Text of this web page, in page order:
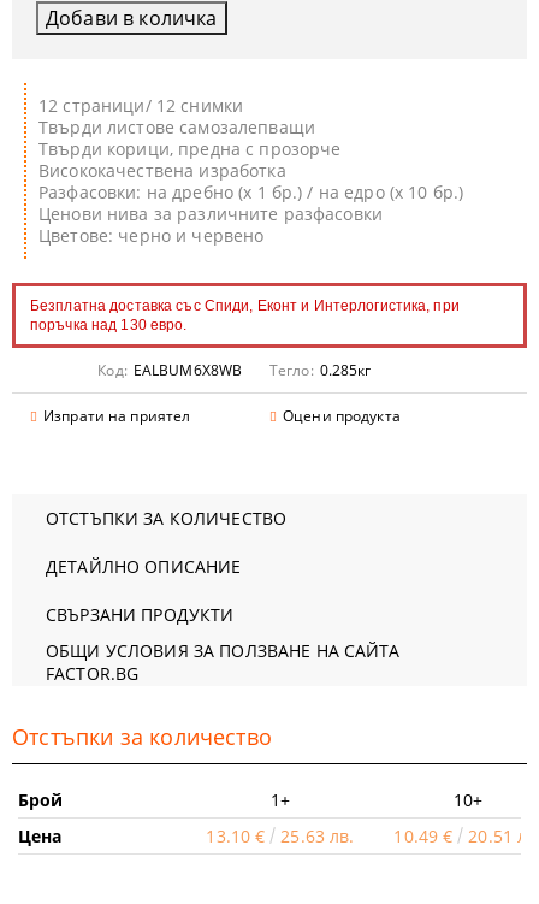
12 страници/ 12 снимки
Твърди листове самозалепващи
Твърди корици, предна с прозорче
Висококачествена изработка
Разфасовки: на дребно (х 1 бр.) / на едро (х 10 бр.)
Ценови нива за различните разфасовки
Цветове: черно и червено
Безплатна доставка със Спиди, Еконт и Интерлогистика, при
поръчка над 130 евро.
Код: EALBUM6X8WB Тегло: 0.285кг
Изпрати на приятел Оцени продукта
ОТСТЪПКИ ЗА КОЛИЧЕСТВО
ДЕТАЙЛНО ОПИСАНИЕ
СВЪРЗАНИ ПРОДУКТИ
ОБЩИ УСЛОВИЯ ЗА ПОЛЗВАНЕ НА САЙТА
FACTOR.BG
Отстъпки за количество
Брой 1+
10+
Цена
13.10 € 25.63 лв. 10.49 € 20.51